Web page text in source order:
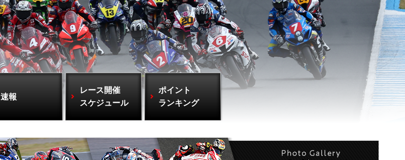
速報
レース開催
スケジュール
ポイント
ランキング